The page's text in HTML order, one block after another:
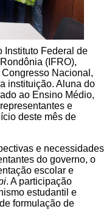
Instituto Federal de
(IFRO),
Nacional,
instituição. Aluna do
ao Ensino Médio,
e
deste mês de
e necessidades
do governo, o
escolar e
. A participação
estudantil e
formulação de